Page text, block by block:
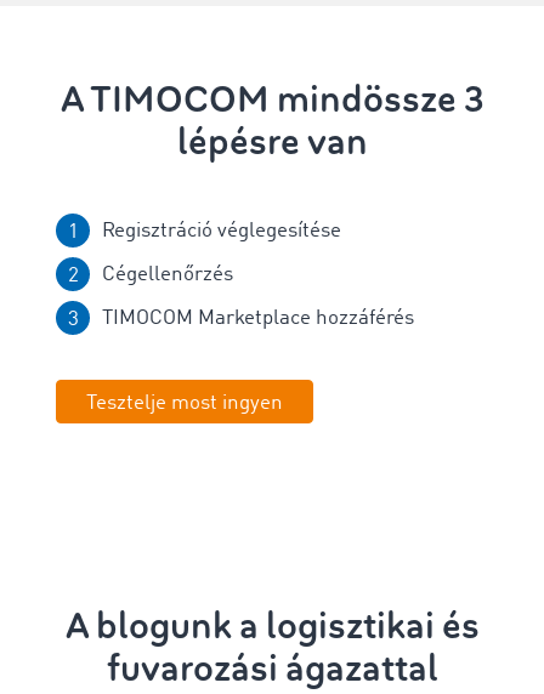
A TIMOCOM mindössze 3
lépésre van
Regisztráció véglegesítése
Cégellenőrzés
TIMOCOM Marketplace hozzáférés
Tesztelje most ingyen
A blogunk a logisztikai és
fuvarozási ágazattal